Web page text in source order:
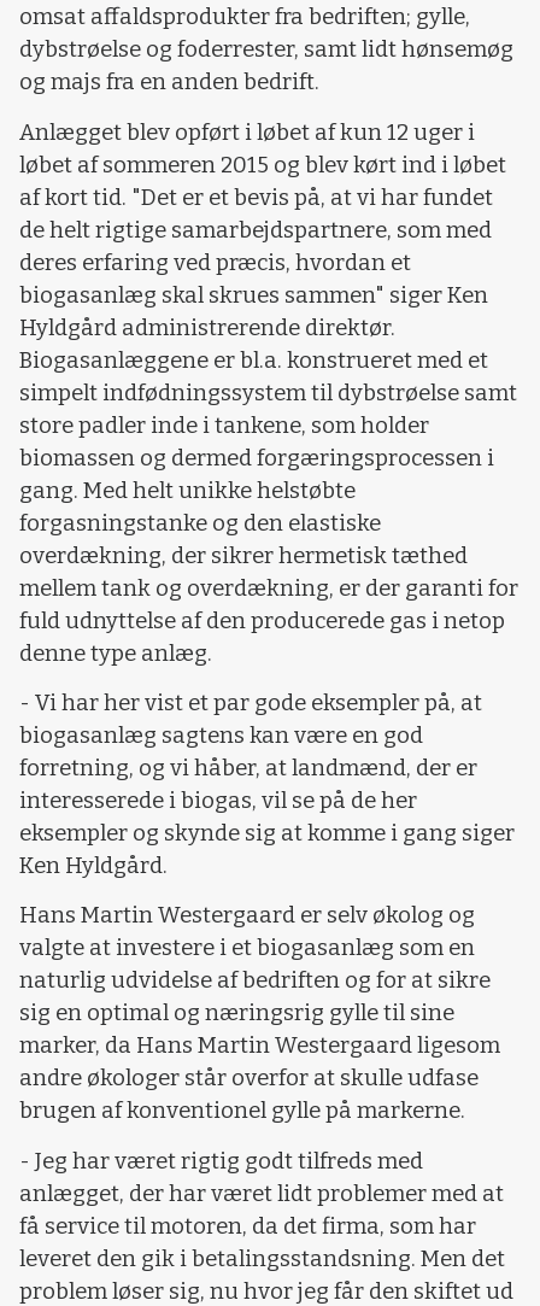
omsat affaldsprodukter fra bedriften; gylle,
dybstrøelse og foderrester, samt lidt hønsemøg
og majs fra en anden bedrift.
Anlægget blev opført i løbet af kun 12 uger i
løbet af sommeren 2015 og blev kørt ind i løbet
af kort tid. "Det er et bevis på, at vi har fundet
de helt rigtige samarbejdspartnere, som med
deres erfaring ved præcis, hvordan et
biogasanlæg skal skrues sammen" siger Ken
Hyldgård administrerende direktør.
Biogasanlæggene er bl.a. konstrueret med et
simpelt indfødningssystem til dybstrøelse samt
store padler inde i tankene, som holder
biomassen og dermed forgæringsprocessen i
gang. Med helt unikke helstøbte
forgasningstanke og den elastiske
overdækning, der sikrer hermetisk tæthed
mellem tank og overdækning, er der garanti for
fuld udnyttelse af den producerede gas i netop
denne type anlæg.
- Vi har her vist et par gode eksempler på, at
biogasanlæg sagtens kan være en god
forretning, og vi håber, at landmænd, der er
interesserede i biogas, vil se på de her
eksempler og skynde sig at komme i gang siger
Ken Hyldgård.
Hans Martin Westergaard er selv økolog og
valgte at investere i et biogasanlæg som en
naturlig udvidelse af bedriften og for at sikre
sig en optimal og næringsrig gylle til sine
marker, da Hans Martin Westergaard ligesom
andre økologer står overfor at skulle udfase
brugen af konventionel gylle på markerne.
- Jeg har været rigtig godt tilfreds med
anlægget, der har været lidt problemer med at
få service til motoren, da det firma, som har
leveret den gik i betalingsstandsning. Men det
problem løser sig, nu hvor jeg får den skiftet ud